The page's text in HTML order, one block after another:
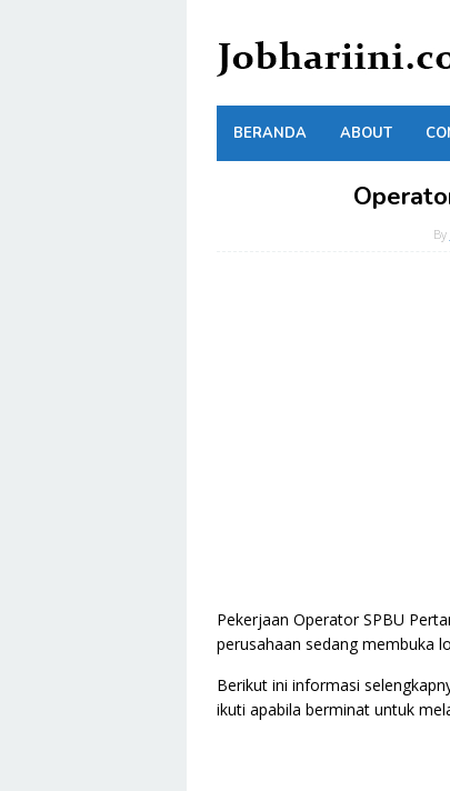
content
BERANDA ABOUT
By
Pekerjaan Operator SPBU
perusahaan sedang membuka
Berikut ini informasi
ikuti apabila berminat untuk